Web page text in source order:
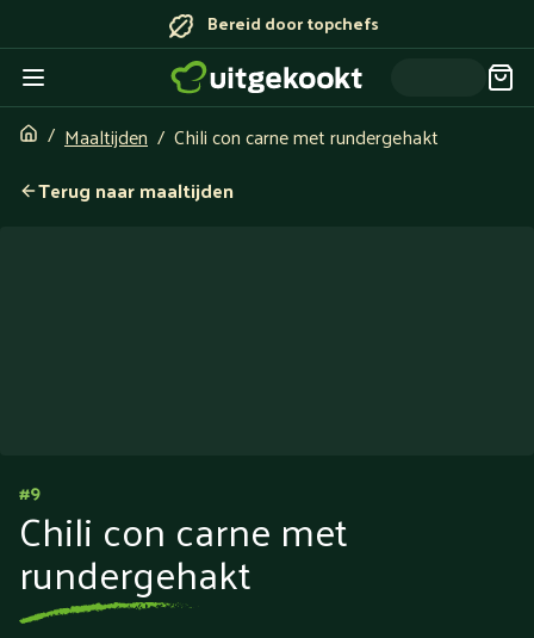
Bereid door topchefs
Maaltijden
Chili con carne met rundergehakt
Terug naar maaltijden
#9
Chili con carne met
rundergehakt